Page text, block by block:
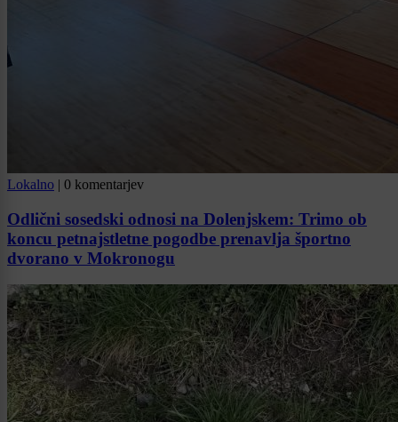
Lokalno | 0 komentarjev
Odlični sosedski odnosi na Dolenjskem: Trimo ob
koncu petnajstletne pogodbe prenavlja športno
dvorano v Mokronogu